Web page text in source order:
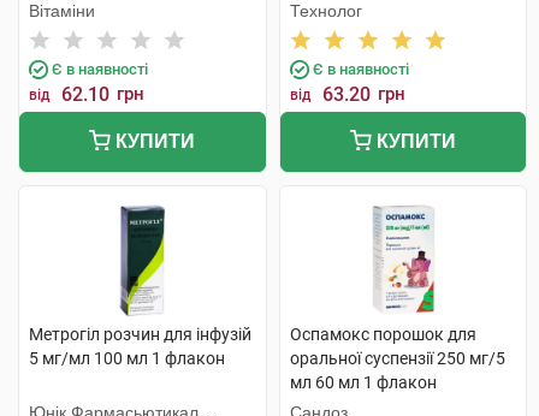
Вітаміни
Є в наявності
від 62.10 грн
КУПИТИ
Технолог
Є в наявності
від 63.20 грн
КУПИТИ
Метрогіл розчин для інфузій
5 мг/мл 100 мл 1 флакон
Оспамокс порошок для
оральної суспензії 250 мг/5
мл 60 мл 1 флакон